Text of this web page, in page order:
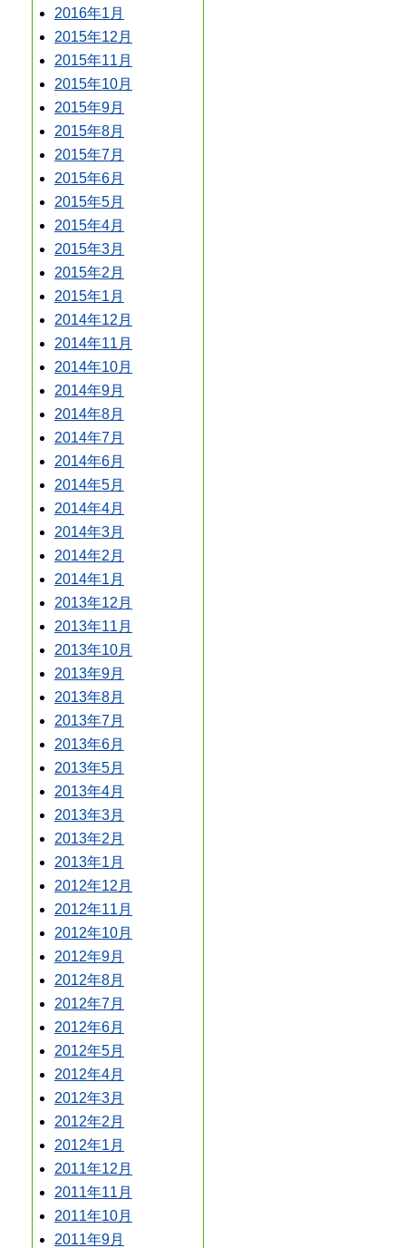
2016年1月
2015年12月
2015年11月
2015年10月
2015年9月
2015年8月
2015年7月
2015年6月
2015年5月
2015年4月
2015年3月
2015年2月
2015年1月
2014年12月
2014年11月
2014年10月
2014年9月
2014年8月
2014年7月
2014年6月
2014年5月
2014年4月
2014年3月
2014年2月
2014年1月
2013年12月
2013年11月
2013年10月
2013年9月
2013年8月
2013年7月
2013年6月
2013年5月
2013年4月
2013年3月
2013年2月
2013年1月
2012年12月
2012年11月
2012年10月
2012年9月
2012年8月
2012年7月
2012年6月
2012年5月
2012年4月
2012年3月
2012年2月
2012年1月
2011年12月
2011年11月
2011年10月
2011年9月